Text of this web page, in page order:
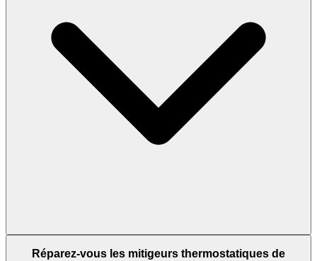
Réparez-vous les mitigeurs thermostatiques de